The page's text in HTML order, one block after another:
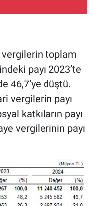
toplam
payı 2023’te
46,7’ye düştü.
vergilerin payı
katkıların payı
vergilerinin payı